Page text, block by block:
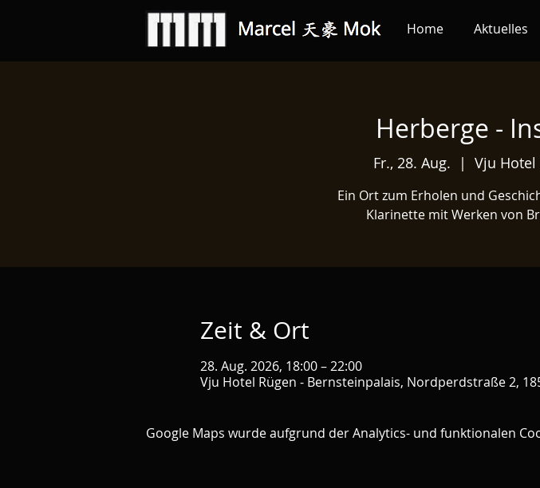
Home Aktuelles
Herberge -
Fr., 28. Aug.
  |
Vju Hotel
Ein Ort zum Erholen und
Klarinette mit Werken von
Zeit & Ort
28. Aug. 2026, 18:00 – 22:00
Vju Hotel Rügen - Bernsteinpalais, Nordperdstraße 2,
Google Maps wurde aufgrund der Analytics- und funktionalen